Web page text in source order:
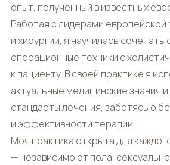
опыт, полученный в известных
Работая с лидерами европейской
и хирургии, я научилась
операционные техники с
к пациенту. В своей практике я
актуальные медицинские знания
стандарты лечения, заботясь о
и эффективности терапии.
Моя практика открыта для
— независимо от пола,